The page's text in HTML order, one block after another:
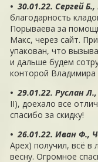
• 30.01.22. Сергей
благодарность
Порываева за
Макс, через сайт.
упакован, что
и дальше будем
конторой
• 29.01.22. Руслан Л.,
II), доехало все
спасибо за скидку!
• 26.01.22. Иван Ф.,
Apex) получил, всё в
весну. Огромное